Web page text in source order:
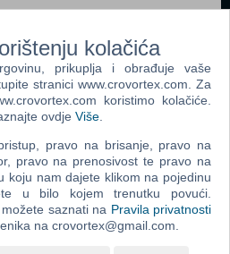
kolačića
prikuplja i obrađuje vaše
stranici www.crovortex.com. Za
koristimo kolačiće.
ovdje Više
pravo na brisanje, pravo na
pravo na prenosivost te pravo na
koju nam dajete klikom na pojedinu
u bilo kojem trenutku povući.
saznati na Pravila privatnosti
na crovortex@gmail.com.